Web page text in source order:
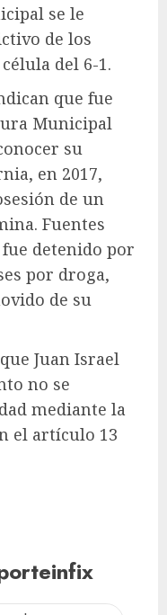
se le
de los
del 6-1.
que fue
Municipal
su
en 2017,
de un
Fuentes
detenido por
por droga,
de su
Juan Israel
no se
mediante la
el artículo 13